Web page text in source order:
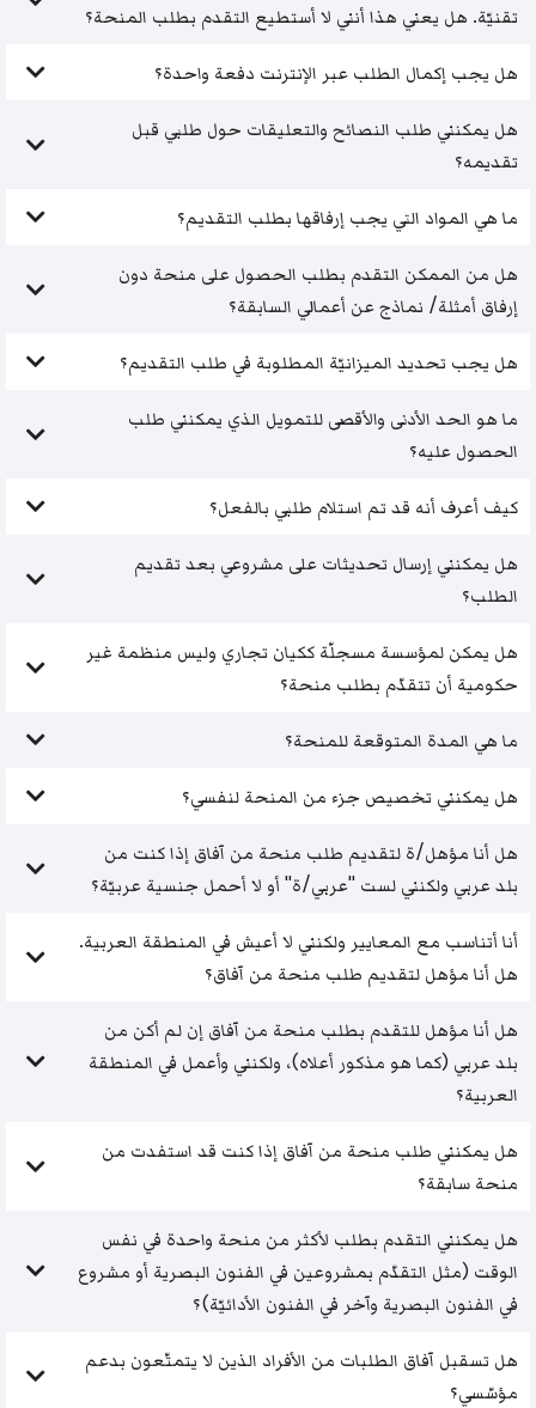
تقنيّة. هل يعني هذا أنني لا أستطيع التقدم بطلب المنحة؟
هل يجب إكمال الطلب عبر الإنترنت دفعة واحدة؟
هل يمكنني طلب النصائح والتعليقات حول طلبي قبل
تقديمه؟
ما هي المواد التي يجب إرفاقها بطلب التقديم؟
هل من الممكن التقدم بطلب الحصول على منحة دون
إرفاق أمثلة/ نماذج عن أعمالي السابقة؟
هل يجب تحديد الميزانيّة المطلوبة في طلب التقديم؟
ما هو الحد الأدنى والأقصى للتمويل الذي يمكنني طلب
الحصول عليه؟
كيف أعرف أنه قد تم استلام طلبي بالفعل؟
هل يمكنني إرسال تحديثات على مشروعي بعد تقديم
الطلب؟
هل يمكن لمؤسسة مسجلّة ككيان تجاري وليس منظمة غير
حكومية أن تتقدّم بطلب منحة؟
ما هي المدة المتوقعة للمنحة؟
هل يمكنني تخصيص جزء من المنحة لنفسي؟
هل أنا مؤهل/ة لتقديم طلب منحة من آفاق إذا كنت من
بلد عربي ولكنني لست "عربي/ة" أو لا أحمل جنسية عربيّة؟
أنا أتناسب مع المعايير ولكنني لا أعيش في المنطقة العربية.
هل أنا مؤهل لتقديم طلب منحة من آفاق؟
هل أنا مؤهل للتقدم بطلب منحة من آفاق إن لم أكن من
بلد عربي (كما هو مذكور أعلاه)، ولكنني وأعمل في المنطقة
العربية؟
هل يمكنني طلب منحة من آفاق إذا كنت قد استفدت من
منحة سابقة؟
هل يمكنني التقدم بطلب لأكثر من منحة واحدة في نفس
الوقت (مثل التقدّم بمشروعين في الفنون البصرية أو مشروع
في الفنون البصرية وآخر في الفنون الأدائيّة)؟
هل تسقبل آفاق الطلبات من الأفراد الذين لا يتمتّعون بدعم
مؤسّسي؟